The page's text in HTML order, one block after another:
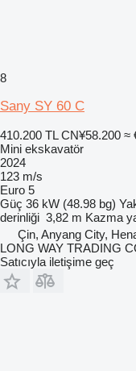
8
Sany SY 60 C
410.200 TL CN¥58.200 ≈
Mini ekskavatör
2024
123 m/s
Euro 5
Güç 36 kW (48.98 bg)
derinliği 3,82 m Kazma
Çin, Anyang City,
LONG WAY TRADING
Satıcıyla iletişime geç